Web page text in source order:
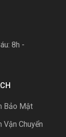
8h -
Bảo Mật
Vận Chuyển